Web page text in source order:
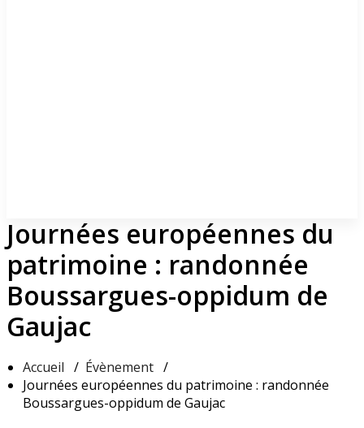
Journées européennes du
patrimoine : randonnée
Boussargues-oppidum de
Gaujac
Accueil / Évènement /
Journées européennes du patrimoine : randonnée
Boussargues-oppidum de Gaujac